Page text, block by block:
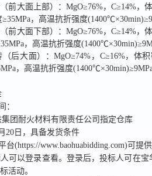
前大面上部）：MgO≥76%，C≥14%，
，高温抗折强度
前大面下部）：MgO≥76%，C≥14%，
，高温抗折强度
后大面）：MgO≥74%，C≥16%，体
，高温抗折强度(1400℃×30min)≥9MPa
：
团耐火材料有限责任公司指定仓库
20日，具备发货条件
台(https://www.baohuabidding.com)可提
人可以登录查看。 登录后，投标人可在宝
活动。